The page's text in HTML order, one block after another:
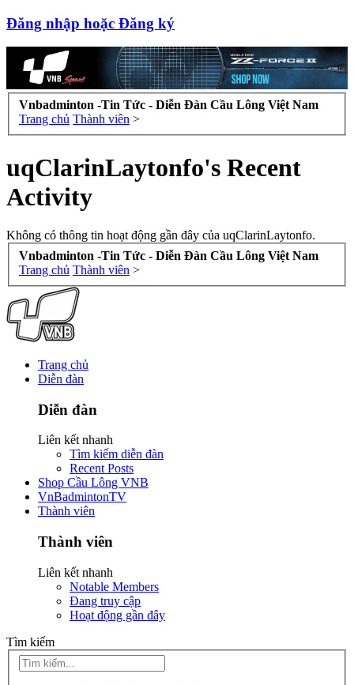
Đăng nhập hoặc Đăng ký
Vnbadminton -Tin Tức - Diễn Đàn Cầu Lông Việt Nam
Trang chủ Thành viên >
uqClarinLaytonfo's Recent
Activity
Không có thông tin hoạt động gần đây của uqClarinLaytonfo.
Vnbadminton -Tin Tức - Diễn Đàn Cầu Lông Việt Nam
Trang chủ Thành viên >
Trang chủ
Diễn đàn
Diễn đàn
Liên kết nhanh
Tìm kiếm diễn đàn
Recent Posts
Shop Cầu Lông VNB
VnBadmintonTV
Thành viên
Thành viên
Liên kết nhanh
Notable Members
Đang truy cập
Hoạt động gần đây
Tìm kiếm